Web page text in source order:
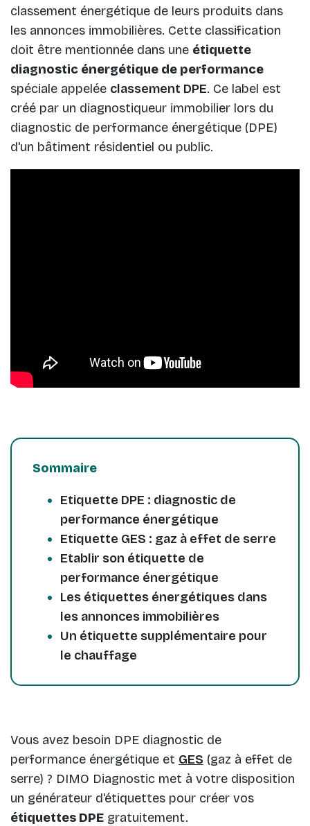
classement énergétique de leurs produits dans
les annonces immobilières. Cette classification
doit être mentionnée dans une étiquette
diagnostic énergétique de performance
spéciale appelée classement DPE. Ce label est
créé par un diagnostiqueur immobilier lors du
diagnostic de performance énergétique (DPE)
d'un bâtiment résidentiel ou public.
Sommaire
Etiquette DPE : diagnostic de
performance énergétique
Etiquette GES : gaz à effet de serre
Etablir son étiquette de
performance énergétique
Les étiquettes énergétiques dans
les annonces immobilières
Un étiquette supplémentaire pour
le chauffage
Vous avez besoin DPE diagnostic de
performance énergétique et GES (gaz à effet de
serre) ? DIMO Diagnostic met à votre disposition
un générateur d'étiquettes pour créer vos
étiquettes DPE gratuitement.